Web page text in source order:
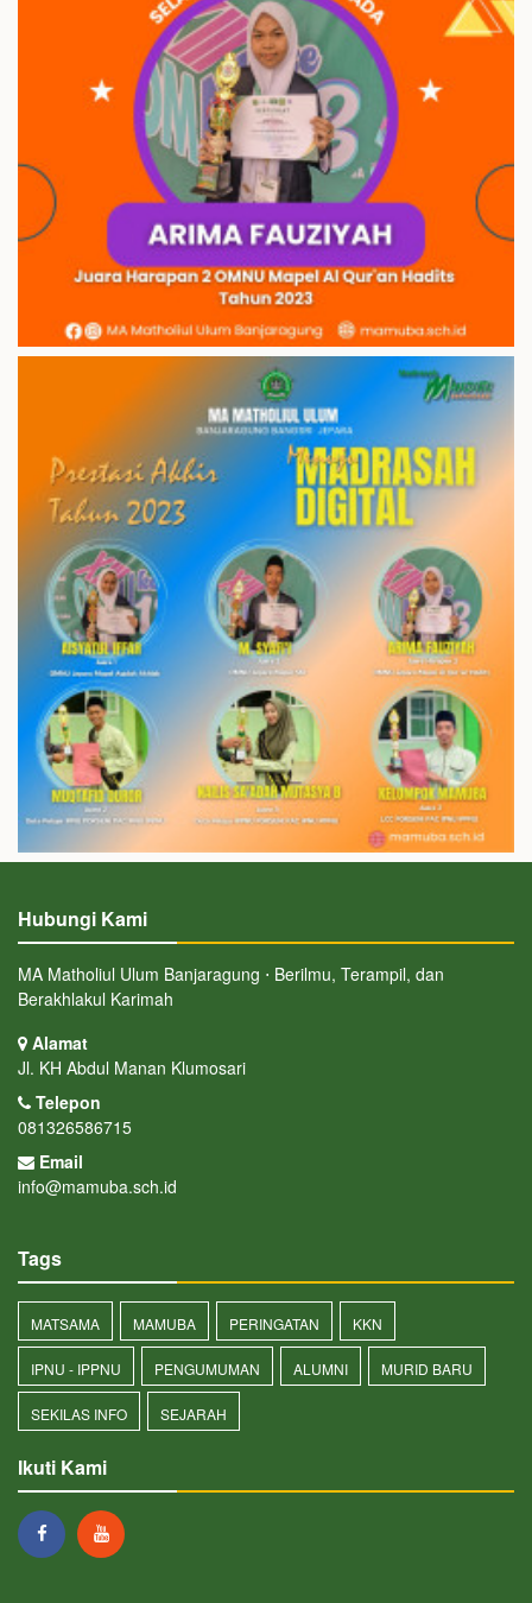
Hubungi Kami
MA Matholiul Ulum Banjaragung ⋅ Berilmu, Terampil, dan
Berakhlakul Karimah
Alamat
Jl. KH Abdul Manan Klumosari
Telepon
081326586715
Email
info@mamuba.sch.id
Tags
MATSAMA MAMUBA PERINGATAN KKN
IPNU - IPPNU PENGUMUMAN ALUMNI MURID BARU
SEKILAS INFO SEJARAH
Ikuti Kami